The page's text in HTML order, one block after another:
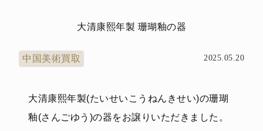
大清康熙年製 珊瑚釉の器
中国美術買取 2025.05.20
大清康熙年製(たいせいこうねんきせい)の珊瑚
釉(さんごゆう)の器をお譲りいただきました。